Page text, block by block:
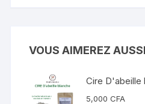
VOUS AIMEREZ
Cire D'abeille
5,000CFA